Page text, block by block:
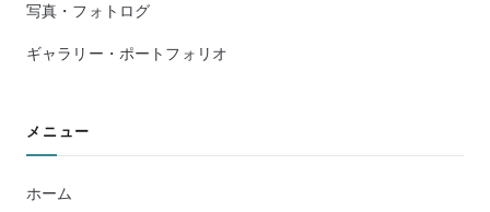
写真・フォトログ
ギャラリー・ポートフォリオ
メニュー
ホーム